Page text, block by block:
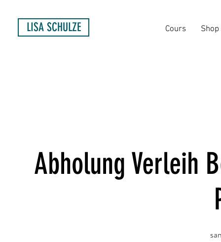
Cours Shop
LISA SCHULZE
Abholung Verleih